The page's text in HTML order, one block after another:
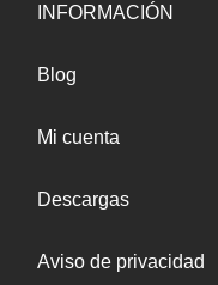
INFORMACIÓN
Blog
Mi cuenta
Descargas
Aviso de privacidad